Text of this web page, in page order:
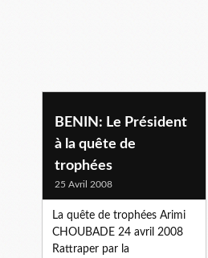
BENIN: Le Président
à la quête de
trophées
25 Avril 2008
La quête de trophées Arimi
CHOUBADE 24 avril 2008
Rattraper par la